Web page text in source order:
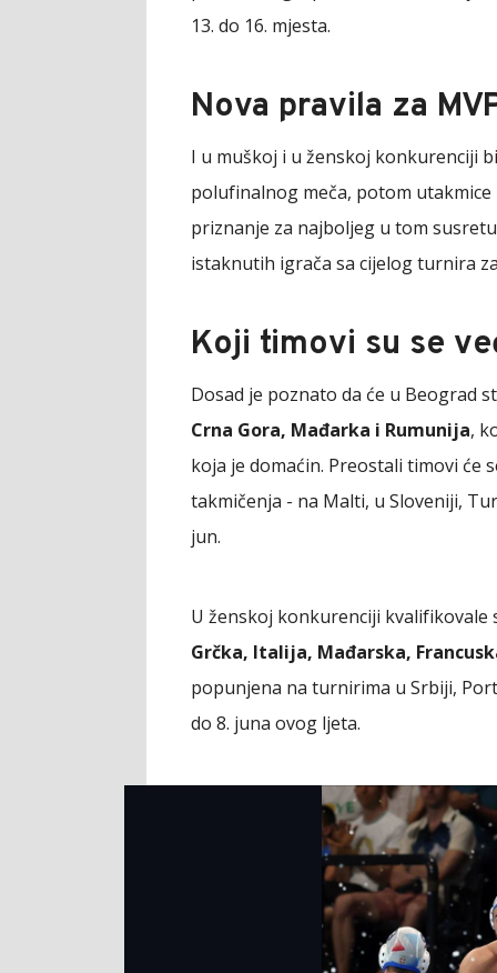
13. do 16. mjesta.
Nova pravila za
I u muškoj i u ženskoj konkurenciji
polufinalnog meča, potom
priznanje za najboljeg u tom
istaknutih igrača sa cijelog turnira
Koji timovi su se
Dosad je poznato da će u Beograd
Crna Gora, Mađarka i Rumunija,
koja je domaćin. Preostali timovi će
takmičenja - na Malti, u Sloveniji,
jun.
U ženskoj konkurenciji kvalifikovale
Grčka, Italija, Mađarska,
popunjena na turnirima u Srbiji,
do 8. juna ovog ljeta.